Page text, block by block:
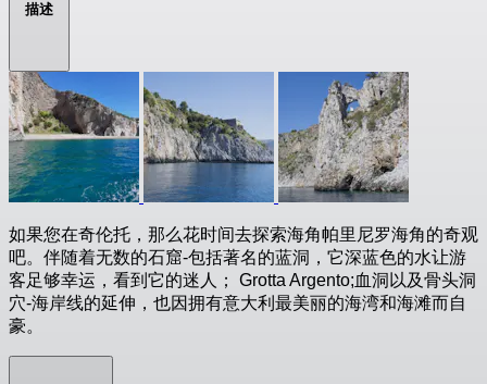
描述
如果您在奇伦托，那么花时间去探索海角帕里尼罗海角的奇观
吧。伴随着无数的石窟-包括著名的蓝洞，它深蓝色的水让游
客足够幸运，看到它的迷人； Grotta Argento;血洞以及骨头洞
穴-海岸线的延伸，也因拥有意大利最美丽的海湾和海滩而自
豪。